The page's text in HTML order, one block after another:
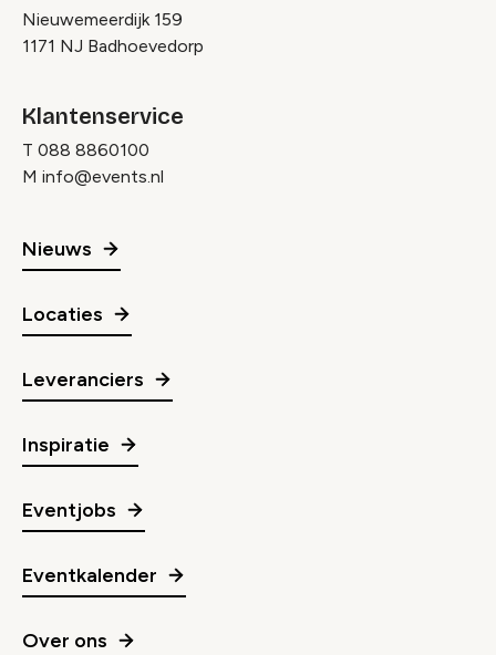
Nieuwemeerdijk 159
1171 NJ Badhoevedorp
Klantenservice
T 088 8860100
M info@events.nl
Nieuws
Locaties
Leveranciers
Inspiratie
Eventjobs
Eventkalender
Over ons